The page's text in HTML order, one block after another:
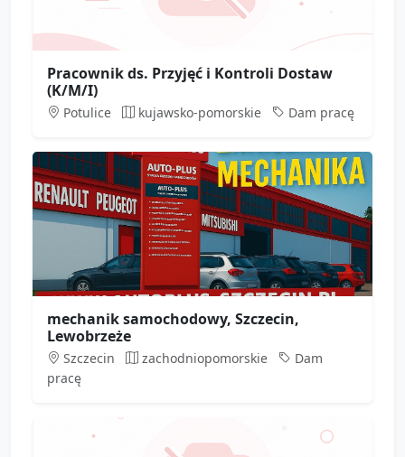
Pracownik ds. Przyjęć i Kontroli Dostaw
(K/M/I)
Potulice kujawsko-pomorskie Dam pracę
mechanik samochodowy, Szczecin,
Lewobrzeże
Szczecin zachodniopomorskie
Dam
pracę